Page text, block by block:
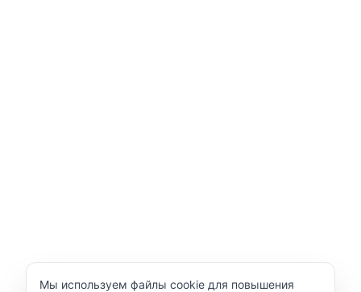
Уведомление об использовании cookie
Мы используем файлы cookie для повышения